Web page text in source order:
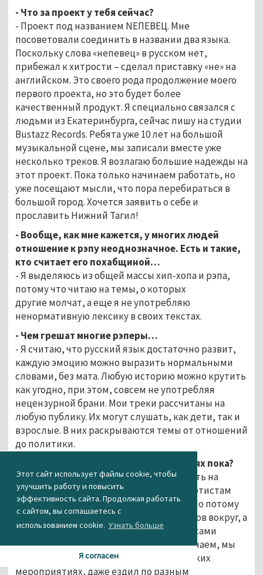
Этот сайт использует файлы cookie, чтобы
улучшить работу и повысить
эффективность сайта. Продолжая работать
с сайтом, вы соглашаетесь с
использованием cookie. Узнать больше
Я согласен
- Что за проект у тебя сейчас?
- Проект под названием NEПЕВЕЦ. Мне
посоветовали соединить в названии два языка.
Поскольку слова «непевец» в русском нет,
прибежал к хитрости – сделал приставку «не» на
английском. Это своего рода продолжение моего
первого проекта, но это будет более
качественный продукт. Я специально связался с
людьми из Екатеринбурга, сейчас пишу на студии
Bustazz Records. Ребята уже 10 лет на большой
музыкальной сцене, мы записали вместе уже
несколько треков. Я возлагаю большие надежды на
этот проект. Пока только начинаем работать, но
уже посещают мысли, что пора перебираться в
большой город. Хочется заявить о себе и
прославить Нижний Тагил!
- Вообще, как мне кажется, у многих людей
отношение к рэпу неоднозначное. Есть и такие,
кто считает его похабщиной…
- Я выделяюсь из общей массы хип-хопа и рэпа,
потому что читаю на темы, о которых
другие молчат, а еще я не употребляю
ненормативную лексику в своих текстах.
- Чем грешат многие рэперы…
- Я считаю, что русский язык достаточно развит,
каждую эмоцию можно выразить нормальными
словами, без мата. Любую историю можно крутить
как угодно, при этом, совсем не употребляя
нецензурной брани. Мои треки рассчитаны на
любую публику. Их могут слушать, как дети, так и
взрослые. В них раскрываются темы от отношений
до политики.
- А слышать тебя можно лишь в соцсетях пока?
- Поначалу мне было интересно выходить на
сцену, но потом я заметил, что у нас к артистам
относятся пренебрежительно, возможно потому
что свои, местные. Сейчас много талантов вокруг, а
единицы чего-то добиваются. Зрители сами
завышают планку, хотя мы только начинаем, мы
не звезды. Я выступал на разных городских
мероприятиях, даже ездил по разным